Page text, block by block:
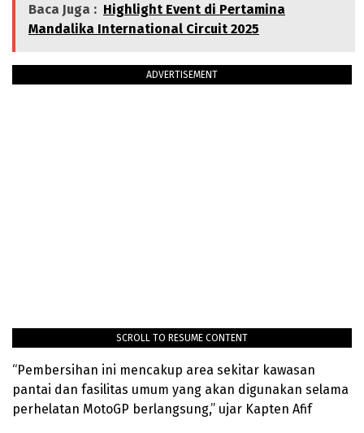
Baca Juga : Highlight Event di Pertamina
Mandalika International Circuit 2025
ADVERTISEMENT
SCROLL TO RESUME CONTENT
“Pembersihan ini mencakup area sekitar kawasan
pantai dan fasilitas umum yang akan digunakan selama
perhelatan MotoGP berlangsung,” ujar Kapten Afif